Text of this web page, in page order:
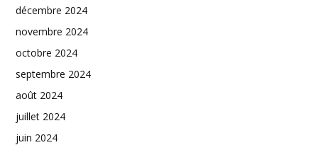
décembre 2024
novembre 2024
octobre 2024
septembre 2024
août 2024
juillet 2024
juin 2024